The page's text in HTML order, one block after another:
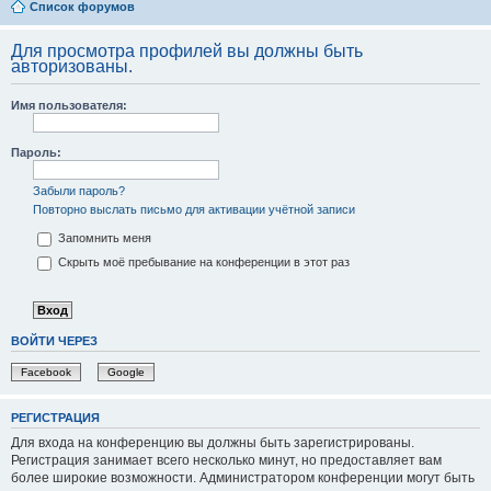
Список форумов
Для просмотра профилей вы должны быть
авторизованы.
Имя пользователя:
Пароль:
Забыли пароль?
Повторно выслать письмо для активации учётной записи
Запомнить меня
Скрыть моё пребывание на конференции в этот раз
ВОЙТИ ЧЕРЕЗ
Facebook Google
РЕГИСТРАЦИЯ
Для входа на конференцию вы должны быть зарегистрированы.
Регистрация занимает всего несколько минут, но предоставляет вам
более широкие возможности. Администратором конференции могут быть